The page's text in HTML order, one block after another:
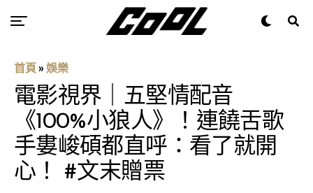
首頁 » 娛樂
電影視界｜五堅情配音
《100%小狼人》！連饒舌歌
手婁峻碩都直呼：看了就開
心！ #文末贈票